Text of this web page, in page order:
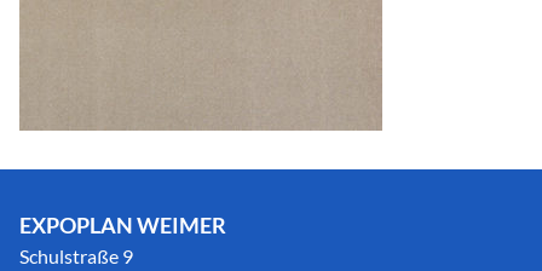
EXPOPLAN WEIMER
Schulstraße 9